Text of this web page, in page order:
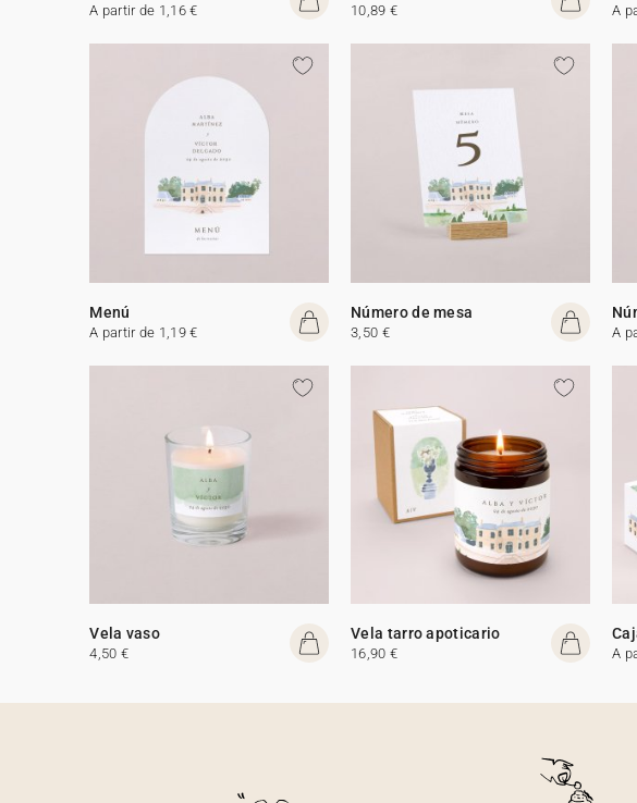
A partir de 1,16 € 10,89 € A
Menú
A partir de 1,19 €
Número de mesa
3,50 € A
Vela vaso
4,50 €
Vela tarro apoticario
16,90 € A